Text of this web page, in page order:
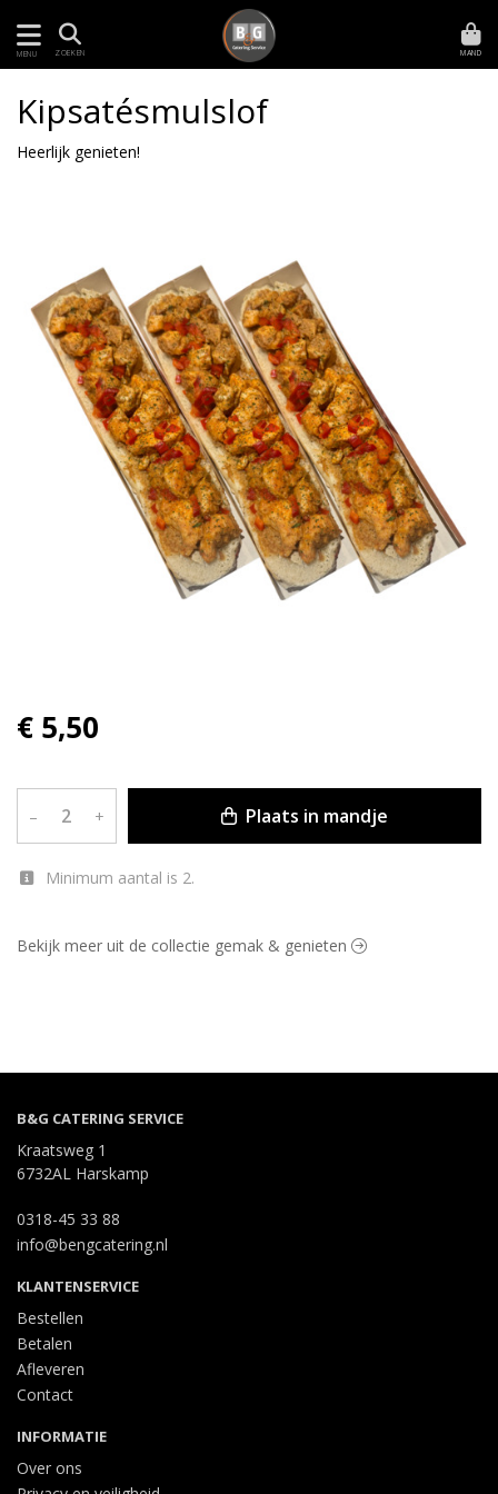
MENU ZOEKEN MAND
Kipsatésmulslof
Heerlijk genieten!
€ 5,50
– + Plaats in mandje
Minimum aantal is 2.
Bekijk meer uit de collectie gemak & genieten
B&G CATERING SERVICE
Kraatsweg 1
6732AL Harskamp
0318-45 33 88
info@bengcatering.nl
KLANTENSERVICE
Bestellen
Betalen
Afleveren
Contact
INFORMATIE
Over ons